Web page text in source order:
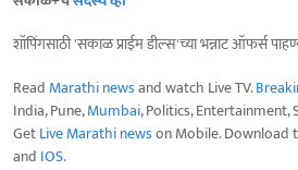
शॉपिंगसाठी 'सकाळ प्राईम डील्स'च्या भन्नाट ऑफर्स
Read Marathi newsand watch Live TV.
India, Pune,Mumbai, Politics, Entertainment,
GetLive Marathi newson Mobile. Download
and IOS.